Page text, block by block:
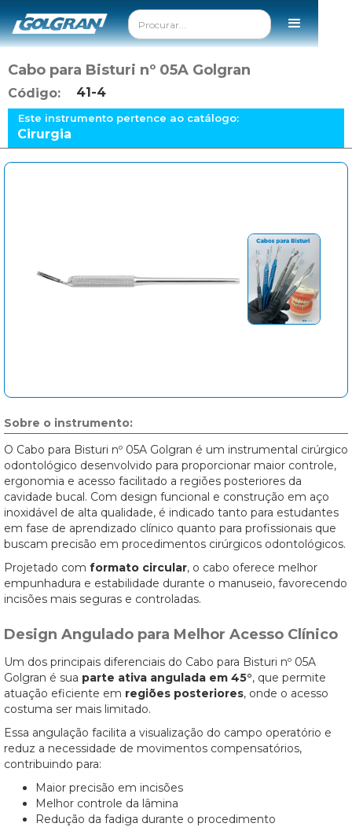
Cabo para Bisturi nº 05A Golgran
Código: 41-4
Este instrumento pertence ao catálogo:
Cirurgia
Sobre o instrumento:
O Cabo para Bisturi nº 05A Golgran é um instrumental cirúrgico
odontológico desenvolvido para proporcionar maior controle,
ergonomia e acesso facilitado a regiões posteriores da
cavidade bucal. Com design funcional e construção em aço
inoxidável de alta qualidade, é indicado tanto para estudantes
em fase de aprendizado clínico quanto para profissionais que
buscam precisão em procedimentos cirúrgicos odontológicos.
Projetado com formato circular, o cabo oferece melhor
empunhadura e estabilidade durante o manuseio, favorecendo
incisões mais seguras e controladas.
Design Angulado para Melhor Acesso Clínico
Um dos principais diferenciais do Cabo para Bisturi nº 05A
Golgran é sua parte ativa angulada em 45°, que permite
atuação eficiente em regiões posteriores, onde o acesso
costuma ser mais limitado.
Essa angulação facilita a visualização do campo operatório e
reduz a necessidade de movimentos compensatórios,
contribuindo para:
Maior precisão em incisões
Melhor controle da lâmina
Redução da fadiga durante o procedimento